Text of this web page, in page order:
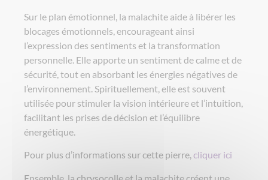
Sur le plan émotionnel, la malachite aide à libérer les
blocages émotionnels, encourageant ainsi
l’expression des sentiments et la transformation
personnelle. Elle apporte un sentiment de calme et de
sécurité, tout en absorbant les énergies négatives de
l’environnement. Spirituellement, elle est souvent
utilisée pour stimuler la vision intérieure et l’intuition,
facilitant les prises de décision et l’équilibre
énergétique.
Pour plus d’informations sur cette pierre,cliquer ici